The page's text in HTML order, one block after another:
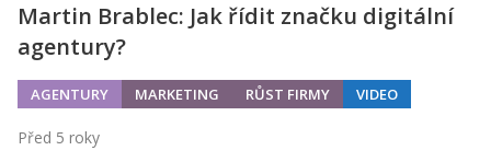
Martin Brablec: Jak řídit značku digitální
agentury?
AGENTURY MARKETING RŮST FIRMY VIDEO
Před 5 roky